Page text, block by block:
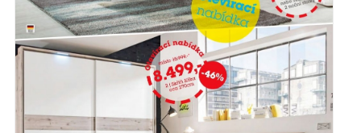
CBA COOP
Globus
Kaufland Lidl